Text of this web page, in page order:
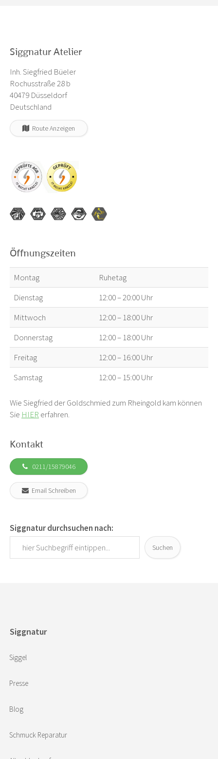
Siggnatur Atelier
Inh. Siegfried Büeler
Rochusstraße 28 b
40479 Düsseldorf
Deutschland
Route Anzeigen
Öffnungszeiten
Montag
Ruhetag
Dienstag
12:00 – 20:00 Uhr
Mittwoch
12:00 – 18:00 Uhr
Donnerstag
12:00 – 18:00 Uhr
Freitag
12:00 – 16:00 Uhr
Samstag
12:00 – 15:00 Uhr
Wie Siegfried der Goldschmied zum Rheingold kam können
Sie HIER erfahren.
Kontakt
0211/15879046
Email Schreiben
Siggnatur durchsuchen nach:
Suchen
Siggnatur
Siggel
Presse
Blog
Schmuck Reparatur